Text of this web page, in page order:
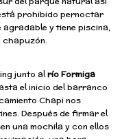
prohibido pernoctar
y tiene piscina,
chapuzón.
junto alrío Formiga
el inicio del barranco
Chapi nos
Después de firmar el
una mochila y con ellos